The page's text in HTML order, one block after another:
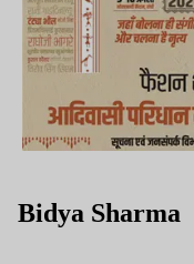
Bidya Sharma